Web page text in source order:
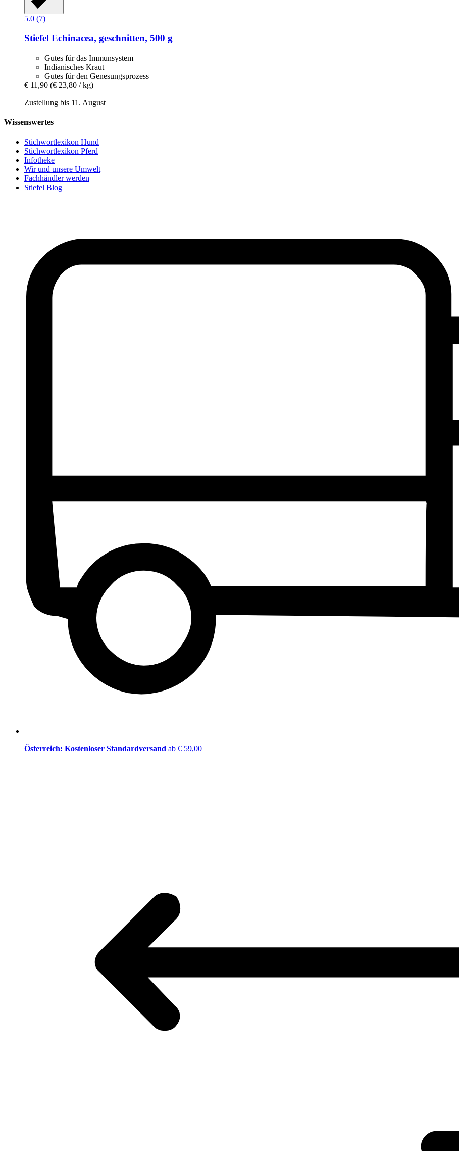
5.0 (7)
Stiefel Echinacea, geschnitten, 500 g
Gutes für das Immunsystem
Indianisches Kraut
Gutes für den Genesungsprozess
€ 11,90 (€ 23,80 / kg)
Zustellung bis 11. August
Wissenswertes
Stichwortlexikon Hund
Stichwortlexikon Pferd
Infotheke
Wir und unsere Umwelt
Fachhändler werden
Stiefel Blog
Österreich: Kostenloser Standardversand ab € 59,00